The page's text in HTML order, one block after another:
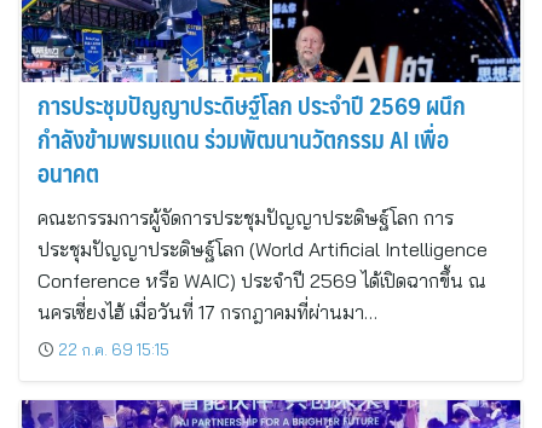
การประชุมปัญญาประดิษฐ์โลก ประจำปี 2569 ผนึก
กำลังข้ามพรมแดน ร่วมพัฒนานวัตกรรม AI เพื่อ
อนาคต
คณะกรรมการผู้จัดการประชุมปัญญาประดิษฐ์โลก การ
ประชุมปัญญาประดิษฐ์โลก (World Artificial Intelligence
Conference หรือ WAIC) ประจำปี 2569 ได้เปิดฉากขึ้น ณ
นครเซี่ยงไฮ้ เมื่อวันที่ 17 กรกฎาคมที่ผ่านมา…
22 ก.ค. 69 15:15